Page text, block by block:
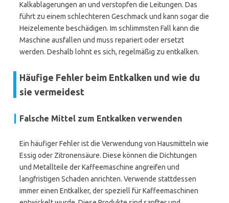
Kalkablagerungen an und verstopfen die Leitungen. Das
führt zu einem schlechteren Geschmack und kann sogar die
Heizelemente beschädigen. Im schlimmsten Fall kann die
Maschine ausfallen und muss repariert oder ersetzt
werden. Deshalb lohnt es sich, regelmäßig zu entkalken.
Häufige Fehler beim Entkalken und wie du
sie vermeidest
Falsche Mittel zum Entkalken verwenden
Ein häufiger Fehler ist die Verwendung von Hausmitteln wie
Essig oder Zitronensäure. Diese können die Dichtungen
und Metallteile der Kaffeemaschine angreifen und
langfristigen Schaden anrichten. Verwende stattdessen
immer einen Entkalker, der speziell für Kaffeemaschinen